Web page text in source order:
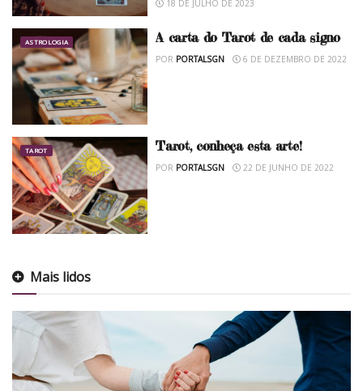
18 DE JULHO DE 2023
ASTROLOGIA A carta do Tarot de cada signo
POR PORTALSGN 6 DE DEZEMBRO DE 2022
TAROT Tarot, conheça esta arte!
POR PORTALSGN 22 DE JUNHO DE 2022
Mais lidos